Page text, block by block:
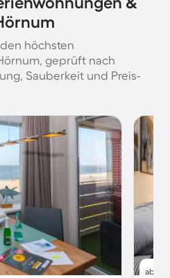
höchsten
geprüft nach
Sauberkeit und Preis-
ab